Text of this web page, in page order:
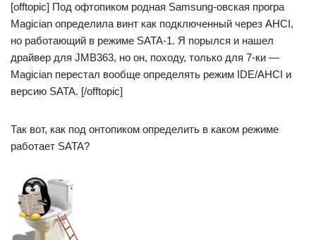
[offtopic] Под офтопиком родная Samsung-овская програ
Magician определила винт как подключенный через AHCI,
но работающий в режиме SATA-1. Я порылся и нашел
драйвер для JMB363, но он, походу, только для 7-ки —
Magician перестал вообще определять режим IDE/AHCI и
версию SATA. [/offtopic]
Так вот, как под онтопиком определить в каком режиме
работает SATA?